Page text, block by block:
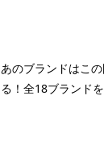
あのブランドはこ
る！全18ブランド